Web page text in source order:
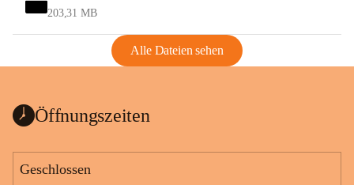
203,31 MB
Alle Dateien sehen
Öffnungszeiten
Geschlossen